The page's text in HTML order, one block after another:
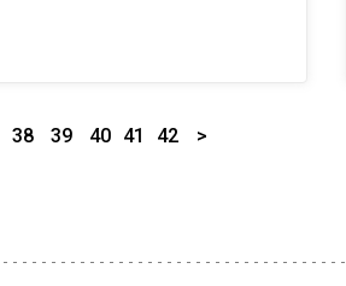
38 39 40 41 42 >